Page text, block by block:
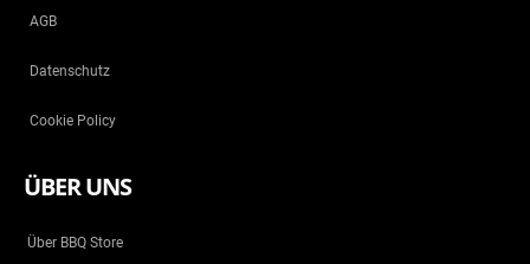
AGB
Datenschutz
Cookie Policy
ÜBER UNS
Über BBQ Store